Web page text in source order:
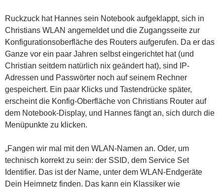
Ruckzuck hat Hannes sein Notebook aufgeklappt, sich in
Christians WLAN angemeldet und die Zugangsseite zur
Konfigurationsoberfläche des Routers aufgerufen. Da er das
Ganze vor ein paar Jahren selbst eingerichtet hat (und
Christian seitdem natürlich nix geändert hat), sind IP-
Adressen und Passwörter noch auf seinem Rechner
gespeichert. Ein paar Klicks und Tastendrücke später,
erscheint die Konfig-Oberfläche von Christians Router auf
dem Notebook-Display, und Hannes fängt an, sich durch die
Menüpunkte zu klicken.
„Fangen wir mal mit den WLAN-Namen an. Oder, um
technisch korrekt zu sein: der SSID, dem Service Set
Identifier. Das ist der Name, unter dem WLAN-Endgeräte
Dein Heimnetz finden. Das kann ein Klassiker wie